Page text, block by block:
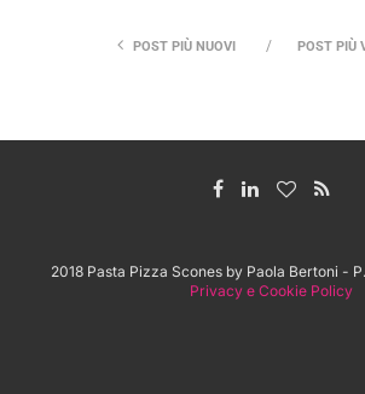
POST PIÙ NUOVI POST PIÙ
2018 Pasta Pizza Scones by Paola Bertoni -
Privacy e Cookie Policy